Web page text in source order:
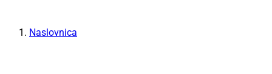
Naslovnica